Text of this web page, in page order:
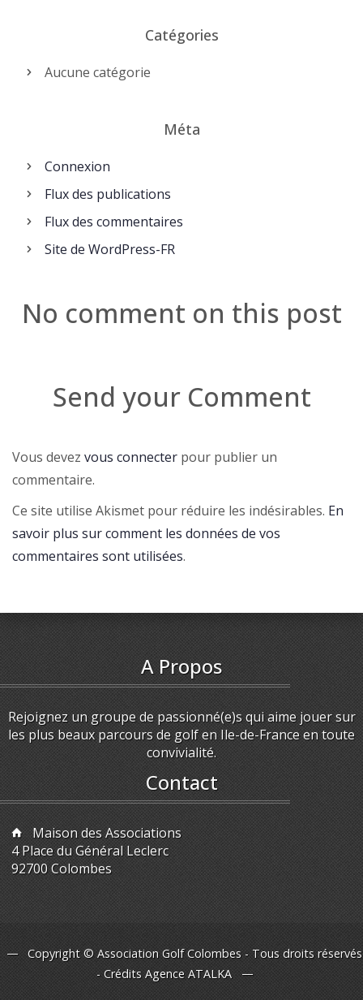
Catégories
Aucune catégorie
Méta
Connexion
Flux des publications
Flux des commentaires
Site de WordPress-FR
No comment on this post
Send your Comment
Vous devez vous connecter pour publier un
commentaire.
Ce site utilise Akismet pour réduire les indésirables. En
savoir plus sur comment les données de vos
commentaires sont utilisées.
A Propos
Rejoignez un groupe de passionné(e)s qui aime jouer sur
les plus beaux parcours de golf en Ile-de-France en toute
convivialité.
Contact
Maison des Associations
4 Place du Général Leclerc
92700 Colombes
Copyright © Association Golf Colombes - Tous droits réservés
- Crédits Agence ATALKA